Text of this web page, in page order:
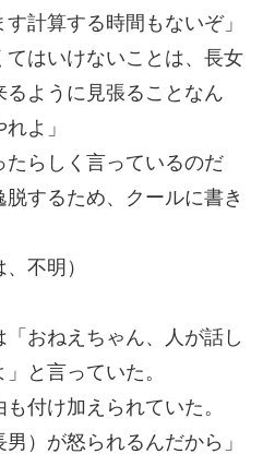
計算する時間もないぞ」
てはいけないことは、長女
るように見張ることなん
よ」
らしく言っているのだ
するため、クールに書き
不明）
おねえちゃん、人が話し
と言っていた。
付け加えられていた。
）が怒られるんだから」